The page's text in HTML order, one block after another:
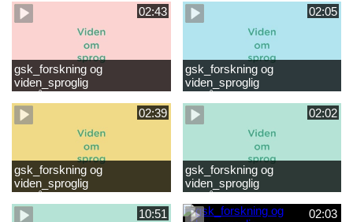
læsevanskeligheder.mp4
første læsning 6-8 år.mp4
02:43
gsk_forskning og
viden_sproglig
forståelse_Støt dit barns
fortsatte læsning 8-10 år.mp4
02:05
gsk_forskning og
viden_sproglig
forståelse_Snak med dit barn
6 mdr-2 år.mp4
02:39
gsk_forskning og
viden_sproglig
forståelse_Snak med dit barn
2-6 år.mp4
02:02
gsk_forskning og
viden_sproglig
forståelse_Snak med din
baby 0-6 mdr.mp4
10:51 02:03